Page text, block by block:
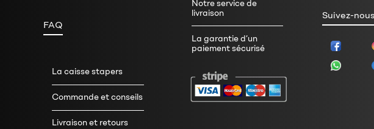
FAQ
La caisse stapers
Commande et conseils
Livraison et retours
Notre service de
livraison
La garantie d’un
paiement sécurisé
Suivez-